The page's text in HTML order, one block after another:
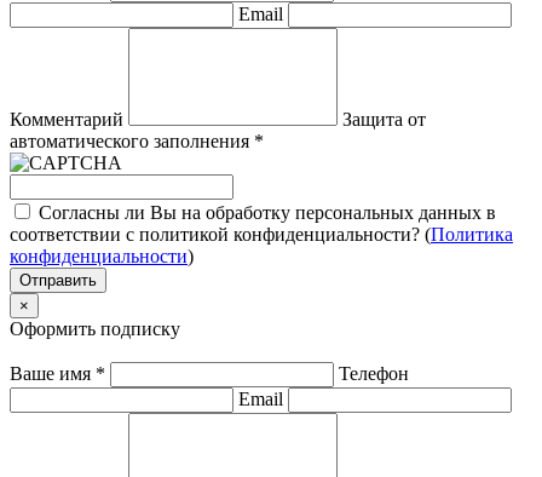
Email
Комментарий
Защита от
автоматического заполнения *
Согласны ли Вы на обработку персональных данных в
соответствии с политикой конфиденциальности? (Политика
конфиденциальности)
Отправить
×
Оформить подписку
Ваше имя *
Телефон
Email